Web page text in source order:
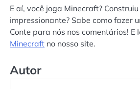
E aí, você joga Minecraft?
impressionante? Sabe como fazer
Conte para nós nos comentários! E
Minecraft no nosso site.
Autor